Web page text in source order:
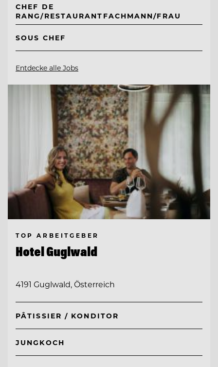
CHEF DE
RANG/RESTAURANTFACHMANN/FRAU
SOUS CHEF
Entdecke alle Jobs
TOP ARBEITGEBER
Hotel Guglwald
4191 Guglwald, Österreich
PÂTISSIER / KONDITOR
JUNGKOCH